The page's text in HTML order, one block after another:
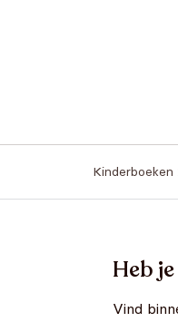
Kinderboeken
Heb
Vind